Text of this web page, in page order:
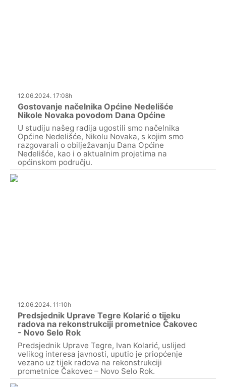
12.06.2024. 17:08h
Gostovanje načelnika Općine Nedelišće
Nikole Novaka povodom Dana Općine
U studiju našeg radija ugostili smo načelnika
Općine Nedelišće, Nikolu Novaka, s kojim smo
razgovarali o obilježavanju Dana Općine
Nedelišće, kao i o aktualnim projetima na
općinskom području.
12.06.2024. 11:10h
Predsjednik Uprave Tegre Kolarić o tijeku
radova na rekonstrukciji prometnice Čakovec
- Novo Selo Rok
Predsjednik Uprave Tegre, Ivan Kolarić, uslijed
velikog interesa javnosti, uputio je priopćenje
vezano uz tijek radova na rekonstrukciji
prometnice Čakovec – Novo Selo Rok.